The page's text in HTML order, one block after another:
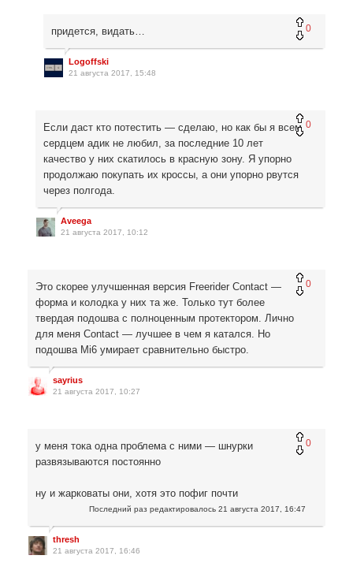
0
придется, видать…
Logoffski
21 августа 2017, 15:48
0
Если даст кто потестить — сделаю, но как бы я всем
сердцем адик не любил, за последние 10 лет
качество у них скатилось в красную зону. Я упорно
продолжаю покупать их кроссы, а они упорно рвутся
через полгода.
Aveega
21 августа 2017, 10:12
0
Это скорее улучшенная версия Freerider Contact —
форма и колодка у них та же. Только тут более
твердая подошва с полноценным протектором. Лично
для меня Contact — лучшее в чем я катался. Но
подошва Mi6 умирает сравнительно быстро.
sayrius
21 августа 2017, 10:27
0
у меня тока одна проблема с ними — шнурки
развязываются постоянно
ну и жарковаты они, хотя это пофиг почти
Последний раз редактировалось 21 августа 2017, 16:47
thresh
21 августа 2017, 16:46